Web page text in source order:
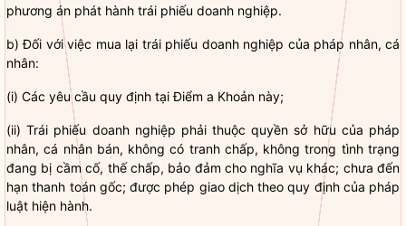
phương án phát hành trái phiếu doanh nghiệp.
b) Đối với việc mua lại trái phiếu doanh nghiệp của pháp nhân, cá
nhân:
(i) Các yêu cầu quy định tại Điểm a Khoản này;
(ii)Trái phiếu doanh nghiệp phải thuộcquyền sở hữu của pháp
nhân, cá nhân bán, không có tranh chấp, không trong tình trạng
đang bị cầm cố, thế chấp, bảo đảm cho nghĩa vụ khác; chưa đến
hạn thanh toán gốc; được phép giao dịch theo quy định của pháp
luật hiện hành.